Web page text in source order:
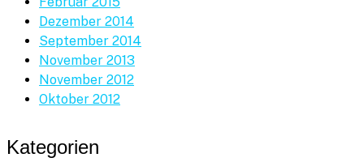
Dezember 2014
September 2014
November 2013
November 2012
Oktober 2012
Kategorien